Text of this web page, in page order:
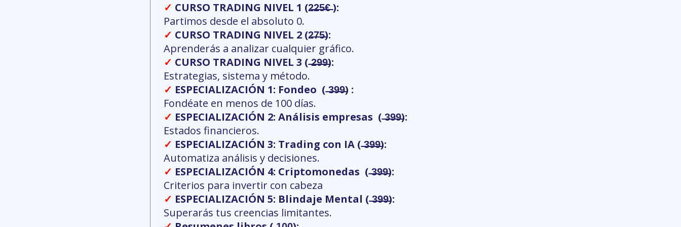
✓ CURSO TRADING NIVEL 1 (2̶2̶5̶€̶ ):
Partimos desde el absoluto 0.
✓ CURSO TRADING NIVEL 2 (2̶7̶5̶):
Aprenderás a analizar cualquier gráfico.
✓ CURSO ​TRADING NIVEL 3 ( ̶2̶9̶9̶):
Estrategias, sistema y método.
✓ ESPECIALIZACIÓN 1: Fondeo ( ̶3̶9̶9̶) :
Fondéate en menos de 100 días.
✓ ESPECIALIZACIÓN 2: Análisis empresas ( ̶3̶9̶9̶):
Estados financieros.
✓ ESPECIALIZACIÓN 3: Trading con IA ( ̶3̶9̶9̶):
Automatiza análisis y decisiones.
✓ ​​ESPECIALIZACIÓN 4: Criptomonedas ( ̶3̶9̶9̶):
Criterios para invertir con cabeza
✓ ESPECIALIZACIÓN 5: Blindaje Mental ( ̶3̶9̶9̶):
Superarás tus creencias limitantes.